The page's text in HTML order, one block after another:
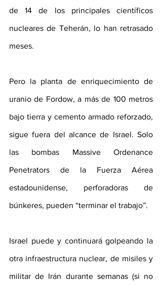
de 14 de los principales científicos
nucleares de Teherán, lo han retrasado
meses.
Pero la planta de enriquecimiento de
uranio de Fordow, a más de 100 metros
bajo tierra y cemento armado reforzado,
sigue fuera del alcance de Israel. Solo
las bombas Massive Ordenance
Penetrators de la Fuerza Aérea
estadounidense, perforadoras de
búnkeres, pueden “terminar el trabajo”.
Israel puede y continuará golpeando la
otra infraestructura nuclear, de misiles y
militar de Irán durante semanas (si no